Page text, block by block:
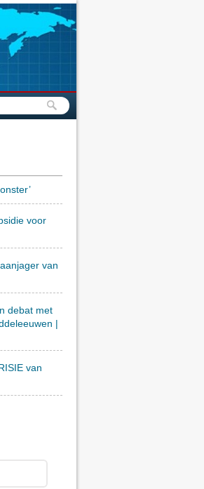
voor
van
debat met
|
van